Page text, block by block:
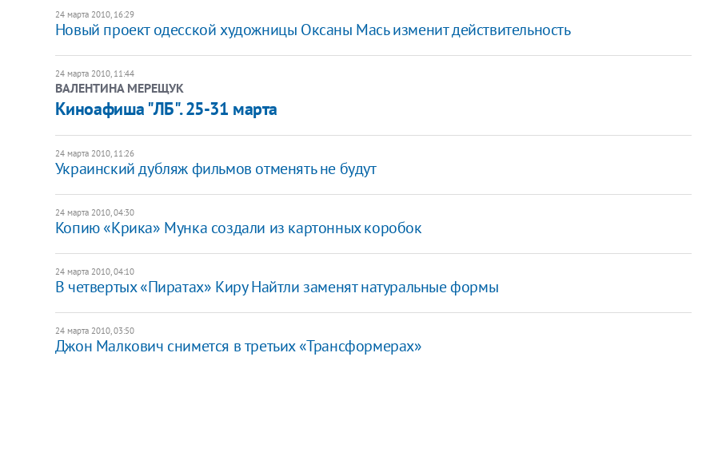
24 марта 2010, 16:29
Новый проект одесской художницы Оксаны Мась изменит действительность
24 марта 2010, 11:44
ВАЛЕНТИНА МЕРЕЩУК
Киноафиша "ЛБ". 25-31 марта
24 марта 2010, 11:26
Украинский дубляж фильмов отменять не будут
24 марта 2010, 04:30
Копию «Крика» Мунка создали из картонных коробок
24 марта 2010, 04:10
В четвертых «Пиратах» Киру Найтли заменят натуральные формы
24 марта 2010, 03:50
Джон Малкович снимется в третьих «Трансформерах»